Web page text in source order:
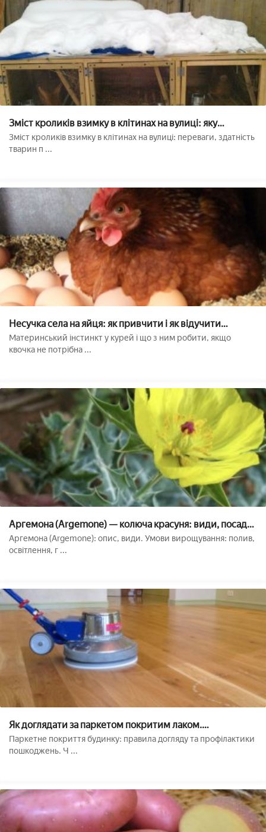
Зміст кроликів взимку в клітинах на вулиці: яку
температуру витримують, що їдять, як поїти
Зміст кроликів взимку в клітинах на вулиці: переваги, здатність
тварин п ...
Несучка села на яйця: як привчити і як відучити
домашню птицю висиджувати яйця
Материнський інстинкт у курей і що з ним робити, якщо
квочка не потрібна ...
Аргемона (Argemone) — колюча красуня: види, посадка
і догляд, фото
Аргемона (Argemone): опис, види. Умови вирощування: полив,
освітлення, г ...
Як доглядати за паркетом покритим лаком.
Особливості змісту паркетної дошки на підлозі
розкритої лаком і маслом своїми руками
Паркетне покриття будинку: правила догляду та профілактики
пошкоджень. Ч ...